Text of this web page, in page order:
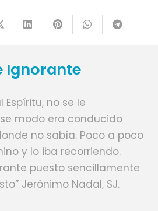
Ignorante
no se le
modo era conducido
no sabía. Poco a poco
y lo iba recorriendo.
puesto sencillamente
Jerónimo Nadal, SJ.